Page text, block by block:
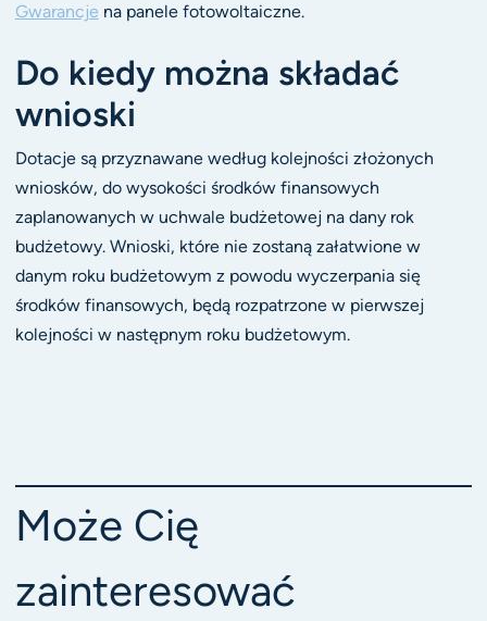
Gwarancje na panele fotowoltaiczne.
Do kiedy można składać
wnioski
Dotacje są przyznawane według kolejności złożonych
wniosków, do wysokości środków finansowych
zaplanowanych w uchwale budżetowej na dany rok
budżetowy. Wnioski, które nie zostaną załatwione w
danym roku budżetowym z powodu wyczerpania się
środków finansowych, będą rozpatrzone w pierwszej
kolejności w następnym roku budżetowym.
Może Cię
zainteresować